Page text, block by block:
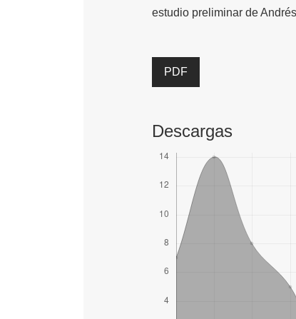
estudio preliminar de
PDF
Descargas